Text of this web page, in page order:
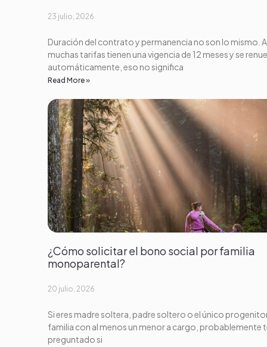
23 julio, 2026
Duración del contrato y permanencia no son lo mismo.
muchas tarifas tienen una vigencia de 12 meses y se
automáticamente, eso no significa
Read More »
¿Cómo solicitar el bono social por familia
monoparental?
20 julio, 2026
Si eres madre soltera, padre soltero o el único
familia con al menos un menor a cargo, probablemente
preguntado si